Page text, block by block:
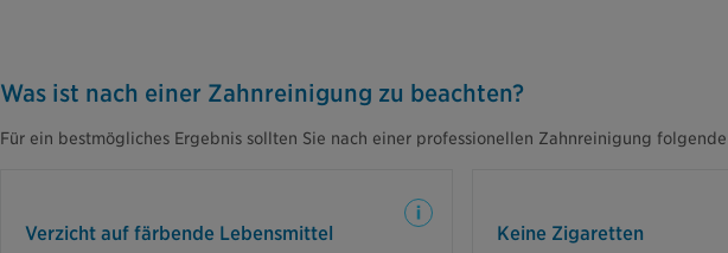
Was ist nach einer Zahnreinigung zu beachten?
Für ein bestmögliches Ergebnis sollten Sie nach einer professionellen Zahnreinigung
Verzicht auf färbende Lebensmittel
In den ersten 24 Stunden nach der Reinigung
sollten Sie stark färbende Lebensmittel und
Keine Zigaretten
Nikotin kann die
verfärben. Daher ist